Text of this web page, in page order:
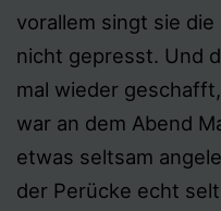
vorallem singt sie
nicht gepresst. Und
mal wieder
war an dem Abend
etwas seltsam
der Perücke echt